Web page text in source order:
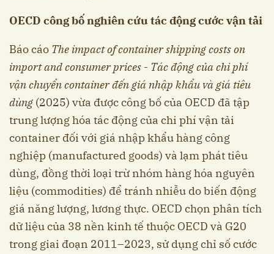
OECD công bố nghiên cứu tác động cước vận tải
Báo cáo The impact of container shipping costs on
import and consumer prices - Tác động của chi phí
vận chuyển container đến giá nhập khẩu và giá tiêu
dùng (2025) vừa được công bố của OECD đã tập
trung lượng hóa tác động của chi phí vận tải
container đối với giá nhập khẩu hàng công
nghiệp (manufactured goods) và lạm phát tiêu
dùng, đồng thời loại trừ nhóm hàng hóa nguyên
liệu (commodities) để tránh nhiễu do biến động
giá năng lượng, lương thực. OECD chọn phân tích
dữ liệu của 38 nền kinh tế thuộc OECD và G20
trong giai đoạn 2011–2023, sử dụng chỉ số cước